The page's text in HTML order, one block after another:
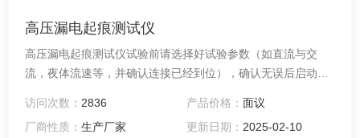
高压漏电起痕测试仪
高压漏电起痕测试仪试验前请选择好试验参数（如直流与交
流，夜体流速等，并确认连接已经到位），确认无误后启动电
器寿命；试验组数：五组； 开机弟一次操作时，请在关机
状态下安装试样（视操作人员来定），原因怕误操作，防止电
访问次数： 2836 产品价格： 面议
厂商性质：生产厂家 更新日期： 2025-02-10